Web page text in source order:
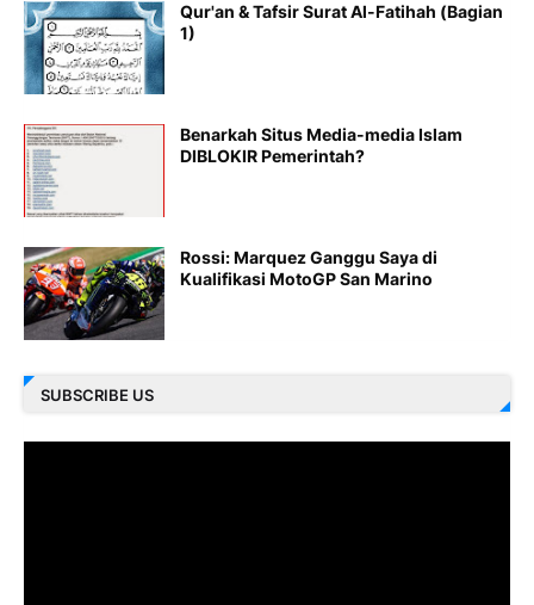
Qur'an & Tafsir Surat Al-Fatihah (Bagian
1)
Benarkah Situs Media-media Islam
DIBLOKIR Pemerintah?
Rossi: Marquez Ganggu Saya di
Kualifikasi MotoGP San Marino
SUBSCRIBE US